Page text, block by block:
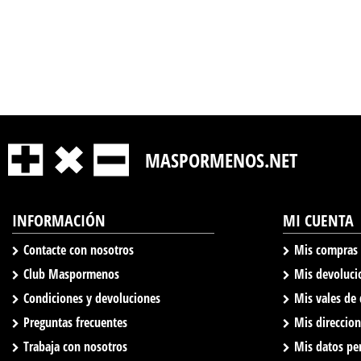
MASPORMENOS.NET
INFORMACIÓN
Contacte con nosotros
Club Maspormenos
Condiciones y devoluciones
Preguntas frecuentes
Trabaja con nosotros
MI CUENTA
Mis compras
Mis
Mis vales de
Mis
Mis datos